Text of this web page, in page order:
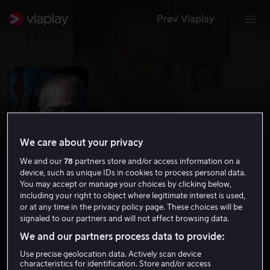
Prøv Viaplay
The Good Neighbor
6.3 Drama Thriller 2016 1 t 33 min
15 år
HD
We care about your privacy
We and our78 partners store and/or access information on a
device, such as unique IDs in cookies to process personal data.
You may accept or manage your choices by clicking below,
including your right to object where legitimate interest is used,
or at any time in the privacy policy page. These choices will be
signaled to our partners and will not affect browsing data.
We and our partners process data to provide:
Use precise geolocation data. Actively scan device
characteristics for identification. Store and/or access